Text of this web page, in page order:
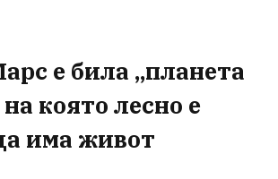
е била „планета
на която лесно е
има живот